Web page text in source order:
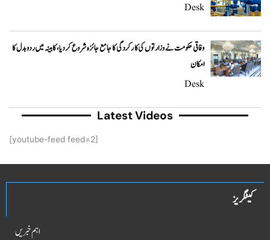
Desk
وفاقی حکومت نے وزارتوں کی کارکردگی کا جامع جائزہ شروع کر دیا، کابینہ میں ردوبدل کا
امکان
Desk
Latest Videos
[youtube-feed feed=2]
کیٹگریز
اہم خبریں